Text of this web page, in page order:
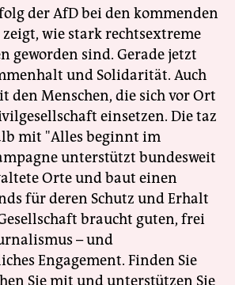
der AfD bei den kommenden
wie stark rechtsextreme
geworden sind. Gerade jetzt
und Solidarität. Auch
den Menschen, die sich vor Ort
einsetzen. Die taz
mit "Alles beginnt im
unterstützt bundesweit
Orte und baut einen
für deren Schutz und Erhalt
braucht guten, frei
– und
Engagement. Finden Sie
Sie mit und unterstützen Sie